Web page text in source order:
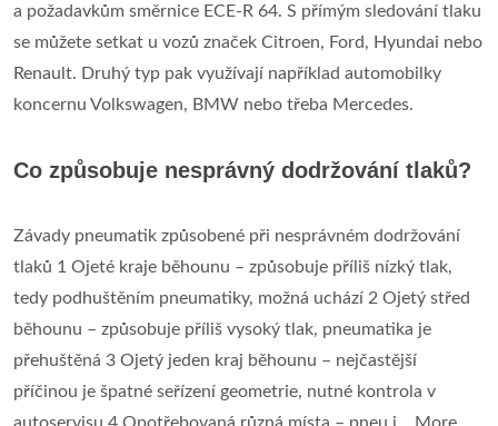
a požadavkům směrnice ECE-R 64. S přímým sledování tlaku
se můžete setkat u vozů značek Citroen, Ford, Hyundai nebo
Renault. Druhý typ pak využívají například automobilky
koncernu Volkswagen, BMW nebo třeba Mercedes.
Co způsobuje nesprávný dodržování tlaků?
Závady pneumatik způsobené při nesprávném dodržování
tlaků 1 Ojeté kraje běhounu – způsobuje příliš nízký tlak,
tedy podhuštěním pneumatiky, možná uchází 2 Ojetý střed
běhounu – způsobuje příliš vysoký tlak, pneumatika je
přehuštěná 3 Ojetý jeden kraj běhounu – nejčastější
příčinou je špatné seřízení geometrie, nutné kontrola v